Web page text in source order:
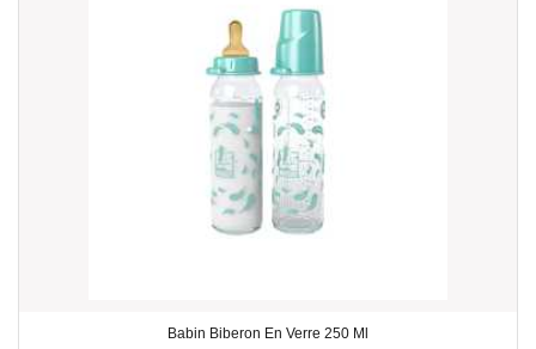
Babin Biberon En Verre 250 Ml